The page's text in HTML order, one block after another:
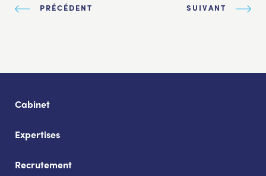
PRÉCÉDENT SUIVANT
Cabinet
Expertises
Recrutement